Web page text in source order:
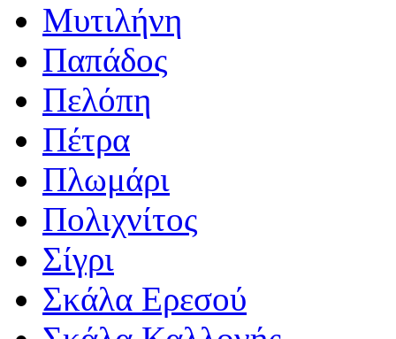
Μυτιλήνη
Παπάδος
Πελόπη
Πέτρα
Πλωμάρι
Πολιχνίτος
Σίγρι
Σκάλα Ερεσού